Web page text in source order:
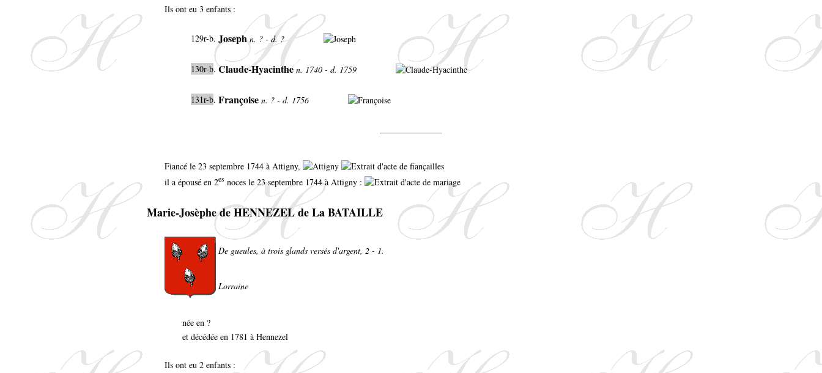
Ils ont eu 3 enfants :
129r-b. Joseph n. ? - d. ?
130r-b. Claude-Hyacinthe n. 1740 - d. 1759
131r-b. Françoise n. ? - d. 1756
Fiancé le 23 septembre 1744 à Attigny,
il a épousé en 2es noces le 23 septembre 1744 à Attigny :
Marie-Josèphe de HENNEZEL de La BATAILLE
De gueules, à trois glands versés d'argent, 2 - 1.
Lorraine
née en ?
et décédée en 1781 à Hennezel
Ils ont eu 2 enfants :